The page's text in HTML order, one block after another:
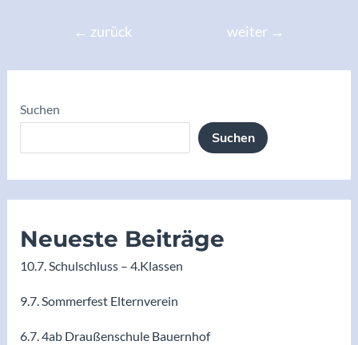
Beitragsnavigation
← zurück weiter →
Suchen
Suchen
Neueste Beiträge
10.7. Schulschluss – 4.Klassen
9.7. Sommerfest Elternverein
6.7. 4ab Draußenschule Bauernhof